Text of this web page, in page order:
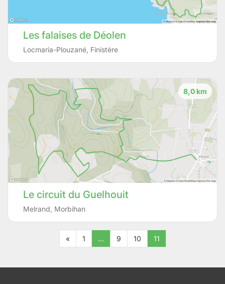
Les falaises de Déolen
Locmaria-Plouzané Finistère
8,0 km
Le circuit du Guelhouit
Melrand Morbihan
« 1 … 9 10 11